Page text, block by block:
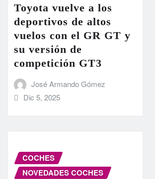
Toyota vuelve a los
deportivos de altos
vuelos con el GR GT y
su versión de
competición GT3
José Armando Gómez
Dic 5, 2025
COCHES
NOVEDADES COCHES